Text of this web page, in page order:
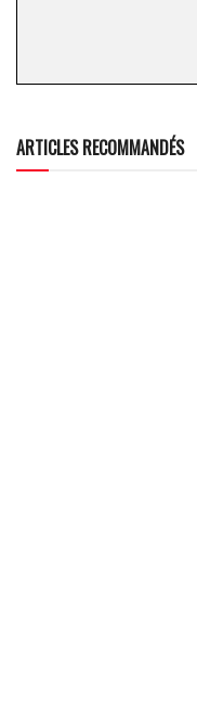
ARTICLES RECOMMANDÉS